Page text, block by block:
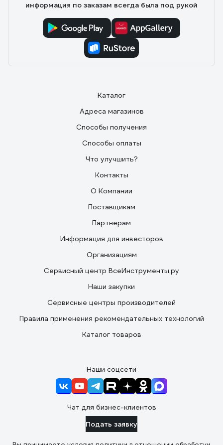
информация по заказам всегда была под рукой
Каталог
Адреса магазинов
Способы получения
Способы оплаты
Что улучшить?
Контакты
О Компании
Поставщикам
Партнерам
Информация для инвесторов
Организациям
Сервисный центр ВсеИнструменты.ру
Наши закупки
Сервисные центры производителей
Правила применения рекомендательных технологий
Каталог товаров
Наши соцсети
Чат для бизнес-клиентов
Подать заявку